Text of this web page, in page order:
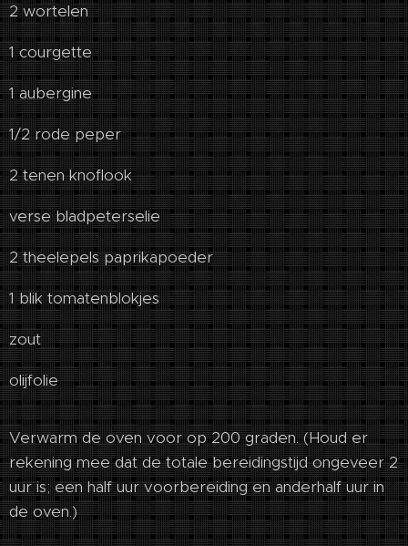
2 wortelen
1 courgette
1 aubergine
1/2 rode peper
2 tenen knoflook
verse bladpeterselie
2 theelepels paprikapoeder
1 blik tomatenblokjes
zout
olijfolie
Verwarm de oven voor op 200 graden. (Houd er
rekening mee dat de totale bereidingstijd ongeveer 2
uur is; een half uur voorbereiding en anderhalf uur in
de oven.)